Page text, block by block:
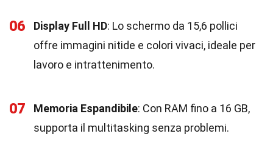
06 Display Full HD: Lo schermo da 15,6 pollici
offre immagini nitide e colori vivaci, ideale per
lavoro e intrattenimento.
07 Memoria Espandibile: Con RAM fino a 16 GB,
supporta il multitasking senza problemi.